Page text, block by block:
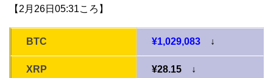
【2月26日05:31ころ】
BTC ¥1,029,083 ↓
XRP ¥28.15 ↓